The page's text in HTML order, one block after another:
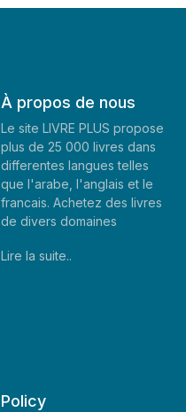
À propos de nous
Le site LIVRE PLUS propose
plus de 25 000 livres dans
differentes langues telles
que l'arabe, l'anglais et le
francais. Achetez des livres
de divers domaines
Lire la suite..
Policy